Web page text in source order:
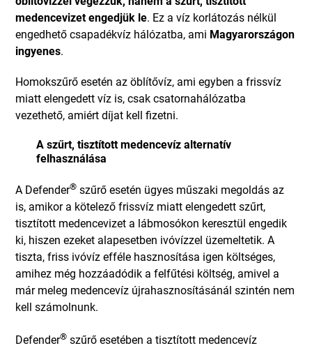
medencevizet engedjük le. Ez a víz korlátozás nélkül
engedhető csapadékvíz hálózatba, ami Magyarországon
ingyenes.
Homokszűrő esetén az öblítővíz, ami egyben a frissvíz
miatt elengedett víz is, csak csatornahálózatba
vezethető, amiért díjat kell fizetni.
A szűrt, tisztított medencevíz alternatív
felhasználása
A Defender® szűrő esetén ügyes műszaki megoldás az
is, amikor a kötelező frissvíz miatt elengedett szűrt,
tisztított medencevizet a lábmosókon keresztül engedik
ki, hiszen ezeket alapesetben ivóvízzel üzemeltetik. A
tiszta, friss ivóvíz efféle hasznosítása igen költséges,
amihez még hozzáadódik a felfűtési költség, amivel a
már meleg medencevíz újrahasznosításánál szintén nem
kell számolnunk.
Defender® szűrő esetében a tisztított medencevíz